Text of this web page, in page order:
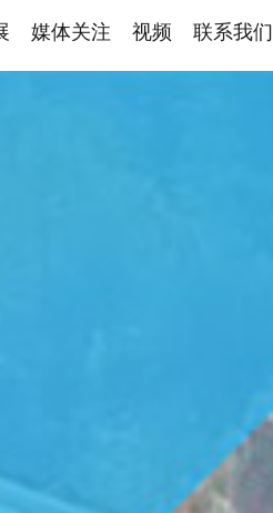
媒体关注 视频 联系我们